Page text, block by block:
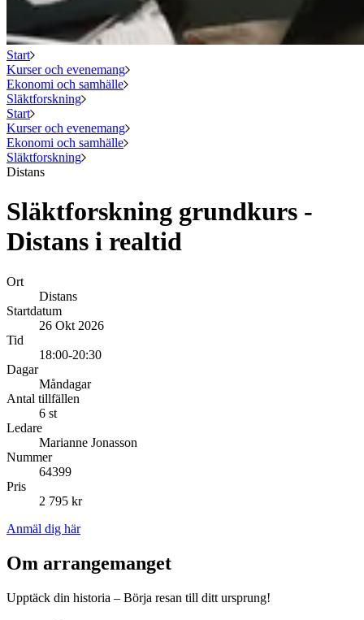
Start
Kurser och evenemang
Ekonomi och samhälle
Släktforskning
Start
Kurser och evenemang
Ekonomi och samhälle
Släktforskning
Distans
Släktforskning grundkurs -
Distans i realtid
Ort
Distans
Startdatum
26 Okt 2026
Tid
18:00-20:30
Dagar
Måndagar
Antal tillfällen
6 st
Ledare
Marianne Jonasson
Nummer
64399
Pris
2 795 kr
Anmäl dig här
Om arrangemanget
Upptäck din historia – Börja resan till ditt ursprung!